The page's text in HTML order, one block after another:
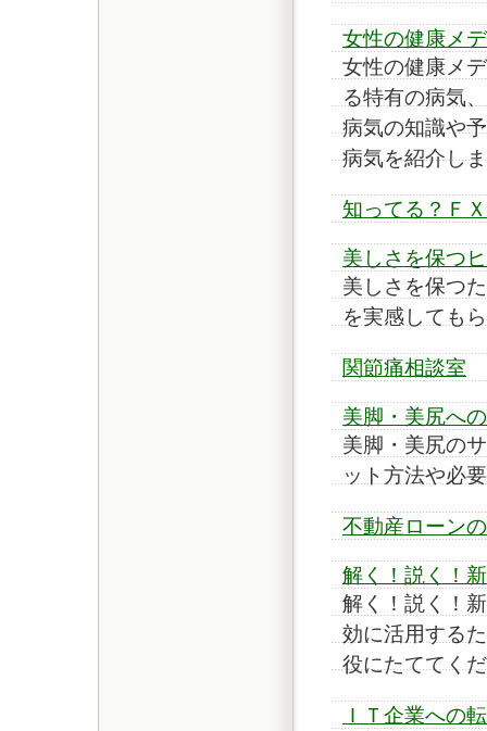
女性の健康メ
女性の健康メ
る特有の病気
病気の知識や
病気を紹介し
知ってる？ＦＸ
美しさを保つ
美しさを保つ
を実感しても
関節痛相談室
美脚・美尻へ
美脚・美尻の
ット方法や必
不動産ローン
解く！説く！
解く！説く！
効に活用する
役にたててく
ＩＴ企業への